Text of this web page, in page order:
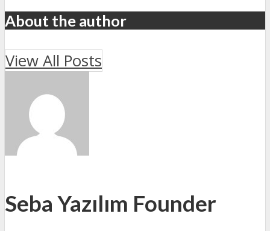
About the author
View All Posts
Seba Yazılım Founder